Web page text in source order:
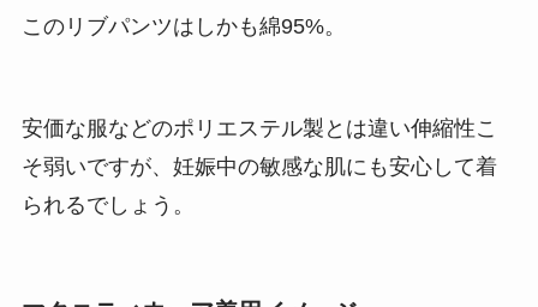
このリブパンツはしかも綿95%。
安価な服などのポリエステル製とは違い伸縮性こ
そ弱いですが、妊娠中の敏感な肌にも安心して着
られるでしょう。